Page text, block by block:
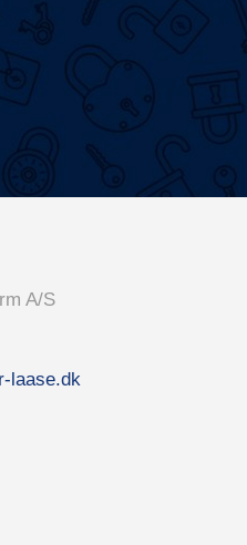
A/S
laase.dk